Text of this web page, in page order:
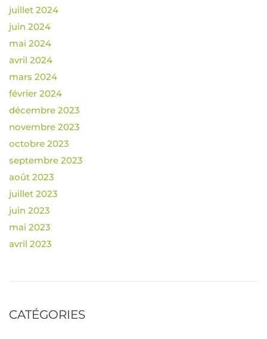
juillet 2024
juin 2024
mai 2024
avril 2024
mars 2024
février 2024
décembre 2023
novembre 2023
octobre 2023
septembre 2023
août 2023
juillet 2023
juin 2023
mai 2023
avril 2023
CATÉGORIES